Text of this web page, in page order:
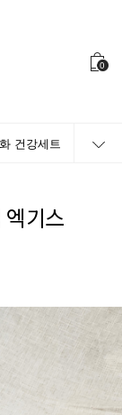
0
건강세트
엑기스